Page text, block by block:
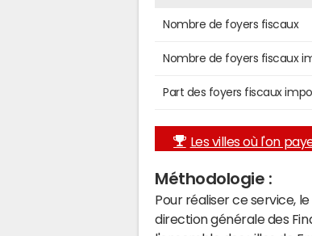
Nombre de foyers fiscaux
Nombre de foyers fiscaux
Part des foyers fiscaux
Les villes où l'on
Méthodologie :
Pour réaliser ce service,
direction générale des